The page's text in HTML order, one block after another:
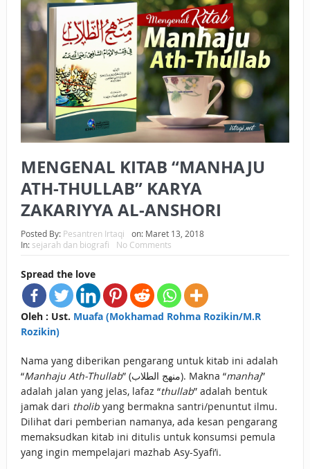
SEBELUM TIBA SAAT WAJIB?
HAKIKAT NIKMAT DI DUNIA!
BAGAIMANA CARA MEMBAYAR ZAKAT UANG?
UANG HARAM BISA MENJADI HALAL JIKA SEBAB
KEPEMILIKANNYA BERUBAH
ISTIDLAL BATIL VS ISTIDLAL SYAR’I
BAHASA CINTA KARENA ALLAH
HUKUM MEMBAYAR ZAKAT DENGAN CARA MENGANGSUR
HUKUM MEMBAYAR ZAKAT KEPADA KERABAT SENDIRI
MENGENAL KITAB “MANHAJU
ATH-THULLAB” KARYA
ZAKARIYYA AL-ANSHORI
Posted By: Pesantren Irtaqi on: Maret 13, 2018
In: sejarah dan biografi No Comments
Spread the love
Oleh : Ust. Muafa (Mokhamad Rohma Rozikin/M.R
Rozikin)
Nama yang diberikan pengarang untuk kitab ini adalah
“Manhaju Ath-Thullab ” (منهج الطلاب). Makna “manhaj”
adalah jalan yang jelas, lafaz “thullab” adalah bentuk
jamak dari tholibyang bermakna santri/penuntut ilmu.
Dilihat dari pemberian namanya, ada kesan pengarang
memaksudkan kitab ini ditulis untuk konsumsi pemula
yang ingin mempelajari mazhab Asy-Syafi’i.